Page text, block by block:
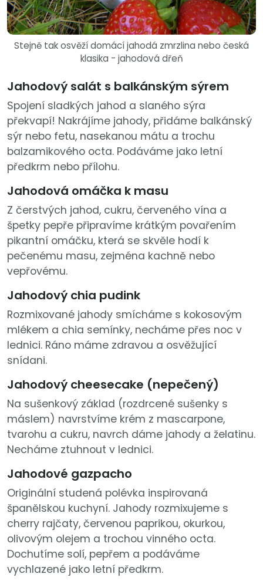
Stejně tak osvěží domácí jahodá zmrzlina nebo česká
klasika - jahodová dřeň
Jahodový salát s balkánským sýrem
Spojení sladkých jahod a slaného sýra
překvapí! Nakrájíme jahody, přidáme balkánský
sýr nebo fetu, nasekanou mátu a trochu
balzamikového octa. Podáváme jako letní
předkrm nebo přílohu.
Jahodová omáčka k masu
Z čerstvých jahod, cukru, červeného vína a
špetky pepře připravíme krátkým povařením
pikantní omáčku, která se skvěle hodí k
pečenému masu, zejména kachně nebo
vepřovému.
Jahodový chia pudink
Rozmixované jahody smícháme s kokosovým
mlékem a chia semínky, necháme přes noc v
lednici. Ráno máme zdravou a osvěžující
snídani.
Jahodový cheesecake (nepečený)
Na sušenkový základ (rozdrcené sušenky s
máslem) navrstvíme krém z mascarpone,
tvarohu a cukru, navrch dáme jahody a želatinu.
Necháme ztuhnout v lednici.
Jahodové gazpacho
Originální studená polévka inspirovaná
španělskou kuchyní. Jahody rozmixujeme s
cherry rajčaty, červenou paprikou, okurkou,
olivovým olejem a trochou vinného octa.
Dochutíme solí, pepřem a podáváme
vychlazené jako letní předkrm.